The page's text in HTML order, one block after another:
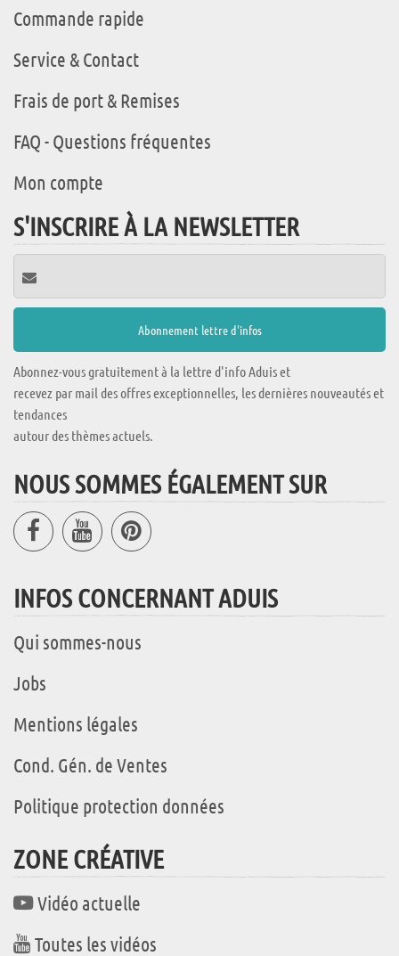
Commande rapide
Service & Contact
Frais de port & Remises
FAQ - Questions fréquentes
Mon compte
S'INSCRIRE À LA NEWSLETTER
Abonnez-vous gratuitement à la lettre d'info Aduis et
recevez par mail des offres exceptionnelles, les dernières nouveautés et
tendances
autour des thèmes actuels.
NOUS SOMMES ÉGALEMENT SUR
INFOS CONCERNANT ADUIS
Qui sommes-nous
Jobs
Mentions légales
Cond. Gén. de Ventes
Politique protection données
ZONE CRÉATIVE
Vidéo actuelle
Toutes les vidéos